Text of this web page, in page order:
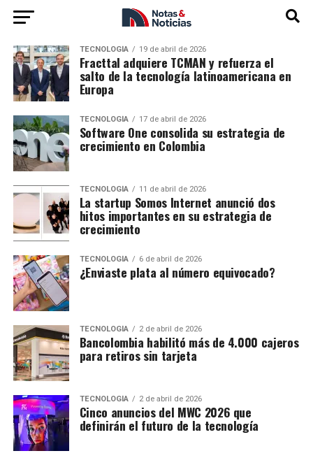
TECNOLOGÍA 19 de abril de 2026
Fracttal adquiere TCMAN y refuerza el
salto de la tecnología latinoamericana en
Europa
TECNOLOGÍA 17 de abril de 2026
Software One consolida su estrategia de
crecimiento en Colombia
TECNOLOGÍA 11 de abril de 2026
La startup Somos Internet anunció dos
hitos importantes en su estrategia de
crecimiento
TECNOLOGÍA 6 de abril de 2026
¿Enviaste plata al número equivocado?
TECNOLOGÍA 2 de abril de 2026
Bancolombia habilitó más de 4.000 cajeros
para retiros sin tarjeta
TECNOLOGÍA 2 de abril de 2026
Cinco anuncios del MWC 2026 que
definirán el futuro de la tecnología